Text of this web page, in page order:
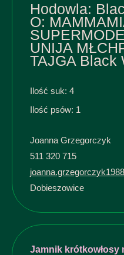
Hodowla:
O:
UNIJA
TAJGA Black
Ilość suk: 4
Ilość psów: 1
Joanna Grzegorczyk
511 320 715
Dobieszowice
Jamnik krótkowłosy